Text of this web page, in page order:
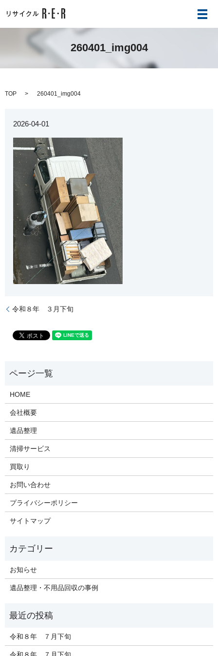
メ
260401_img004
TOP 260401_img004
2026-04-01
令和８年 ３月下旬
HOME
会社概要
遺品整理
清掃サービス
買取り
お問い合わせ
プライバシーポリシー
サイトマップ
お知らせ
遺品整理・不用品回収の事例
令和８年 ７月下旬
令和８年 ７月下旬